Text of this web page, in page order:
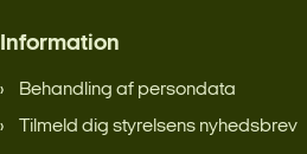
Information
Behandling af persondata
Tilmeld dig styrelsens nyhedsbrev